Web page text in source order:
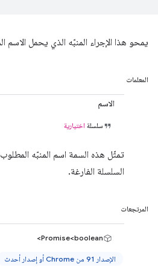
يمحو هذا الإجراء المنبّه الذي يحمل الاسم
المعلمات
الاسم
سلسلة اختيارية
تمثّل هذه السمة اسم المنبّه
السلسلة الفارغة.
المرتجعات
Promise<boolean>
الإصدار 91 من Chrome أو إصدار أحدث